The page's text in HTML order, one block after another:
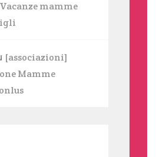
Vacanze mamme
[associazioni]
Mamme